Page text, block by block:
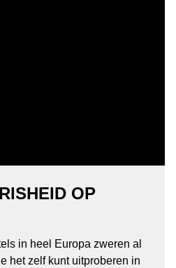
OP
in heel Europa zweren al
het zelf kunt uitproberen in